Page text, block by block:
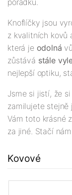
pořádku.
Knoflíčky jsou
z kvalitních kovů
která je odolná
zůstává stále
nejlepší optiku,
Jsme si jistí, že
zamilujete stejně
Vám toto krásné
za jiné. Stačí
Kovové